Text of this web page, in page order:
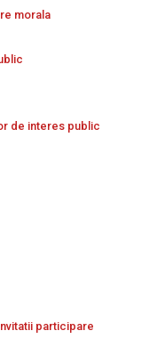
morala
de interes public
participare